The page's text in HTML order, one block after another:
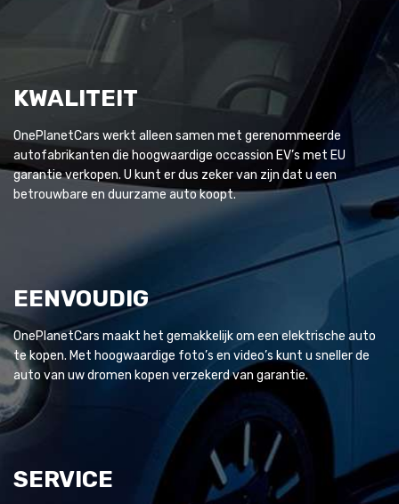
KWALITEIT
OnePlanetCars werkt alleen samen met gerenommeerde
autofabrikanten die hoogwaardige occassion EV’s met EU
garantie verkopen. U kunt er dus zeker van zijn dat u een
betrouwbare en duurzame auto koopt.
EENVOUDIG
OnePlanetCars maakt het gemakkelijk om een elektrische auto
te kopen. Met hoogwaardige foto’s en video’s kunt u sneller de
auto van uw dromen kopen verzekerd van garantie.
SERVICE